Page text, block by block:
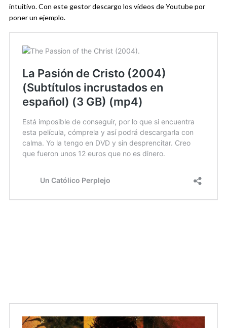
intuitivo. Con este gestor descargo los vídeos de Youtube por
poner un ejemplo.